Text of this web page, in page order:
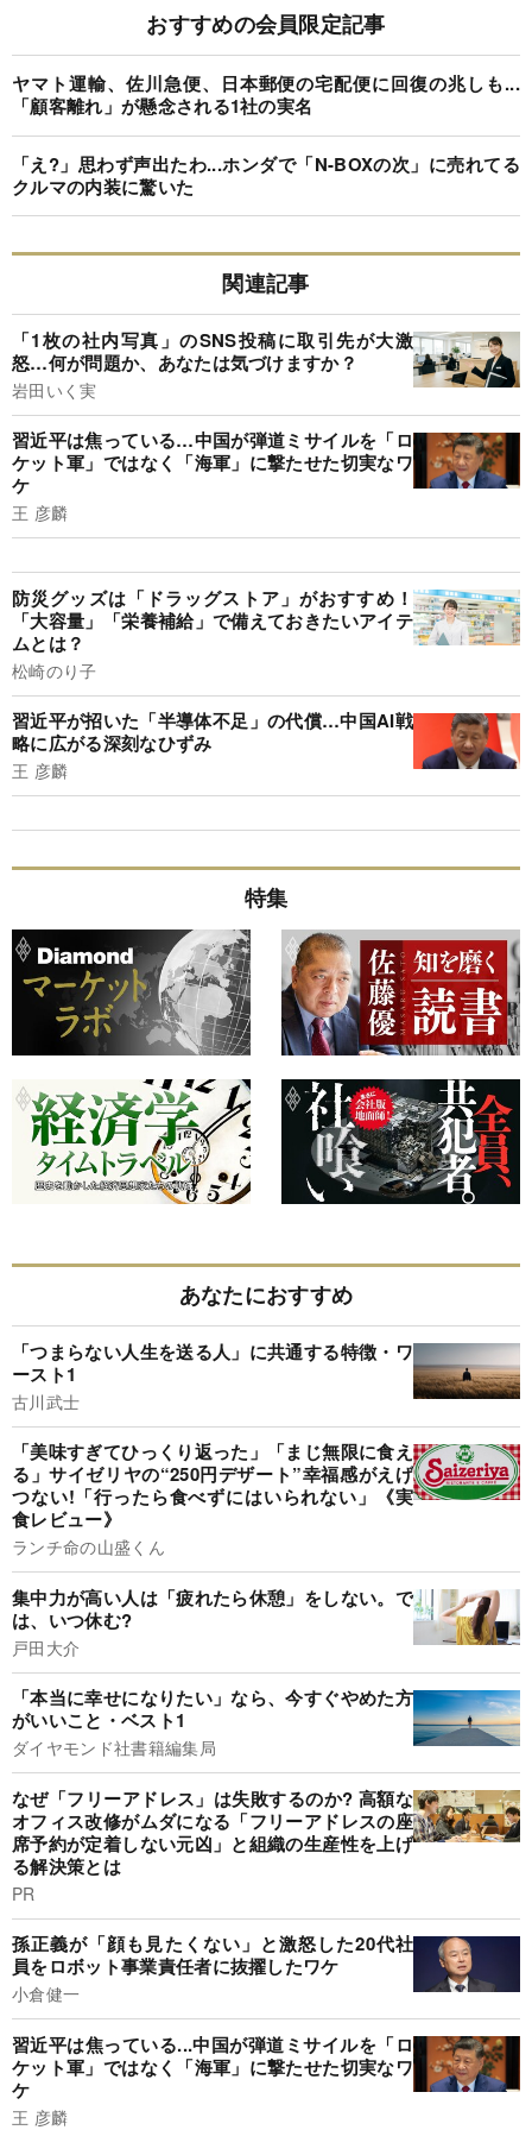
おすすめの会員限定記事
ヤマト運輸、佐川急便、日本郵便の宅配便に回復の兆しも...
「顧客離れ」が懸念される1社の実名
「え?」思わず声出たわ...ホンダで「N-BOXの次」に売れてる
クルマの内装に驚いた
関連記事
「1枚の社内写真」のSNS投稿に取引先が大激
怒…何が問題か、あなたは気づけますか？
岩田いく実
習近平は焦っている…中国が弾道ミサイルを「ロ
ケット軍」ではなく「海軍」に撃たせた切実なワ
ケ
王 彦麟
防災グッズは「ドラッグストア」がおすすめ！
「大容量」「栄養補給」で備えておきたいアイテ
ムとは？
松崎のり子
習近平が招いた「半導体不足」の代償…中国AI戦
略に広がる深刻なひずみ
王 彦麟
特集
あなたにおすすめ
「つまらない人生を送る人」に共通する特徴・ワ
ースト1
古川武士
「美味すぎてひっくり返った」「まじ無限に食え
る」サイゼリヤの“250円デザート”幸福感がえげ
つない!「行ったら食べずにはいられない」《実
食レビュー》
ランチ命の山盛くん
集中力が高い人は「疲れたら休憩」をしない。で
は、いつ休む?
戸田大介
「本当に幸せになりたい」なら、今すぐやめた方
がいいこと・ベスト1
ダイヤモンド社書籍編集局
なぜ「フリーアドレス」は失敗するのか? 高額な
オフィス改修がムダになる「フリーアドレスの座
席予約が定着しない元凶」と組織の生産性を上げ
る解決策とは
PR
孫正義が「顔も見たくない」と激怒した20代社
員をロボット事業責任者に抜擢したワケ
小倉健一
習近平は焦っている...中国が弾道ミサイルを「ロ
ケット軍」ではなく「海軍」に撃たせた切実なワ
ケ
王 彦麟